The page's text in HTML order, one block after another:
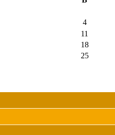
4
11
18
25